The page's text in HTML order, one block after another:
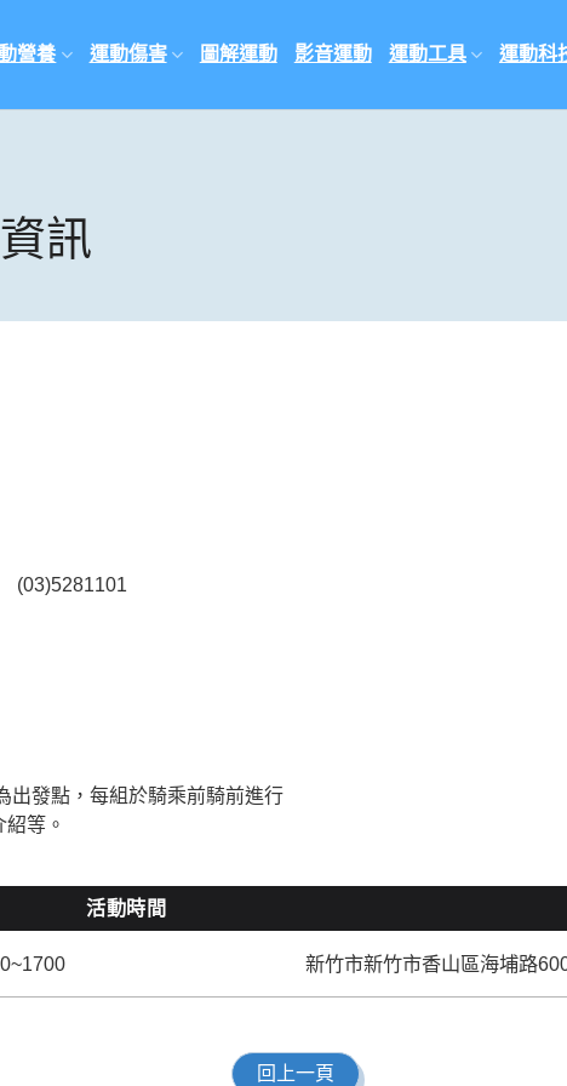
營養 運動傷害 圖解運動 影音運動 運動工具 運動科
訊
(03)5281101
出發點，每組於騎乘前騎前進行
等。
活動時間
新竹市新竹市香山區海埔路
回上一頁